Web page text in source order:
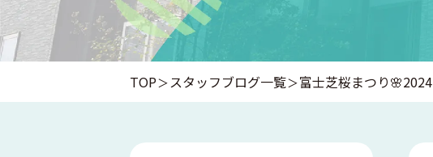
TOP スタッフブログ一覧 富士芝桜まつり🌸2024